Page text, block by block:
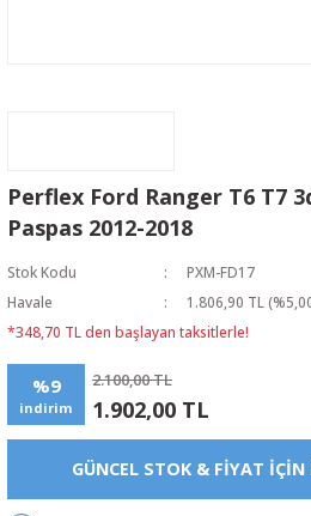
Perflex Ford Ranger T6 T7
Paspas 2012-2018
Stok Kodu
PXM-FD17
Havale
1.806,90 TL
*348,70 TL den başlayan taksitlerle!
%9
indirim
2.100,00 TL
1.902,00 TL
GÜNCEL STOK & FIYAT